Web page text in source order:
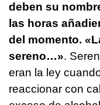
deben su
las horas
del momento.
sereno…».
eran la ley
reaccionar con